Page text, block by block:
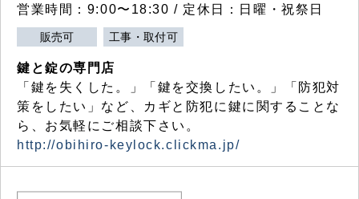
営業時間：9:00〜18:30 / 定休日：日曜・祝祭日
販売可 工事・取付可
鍵と錠の専門店
「鍵を失くした。」「鍵を交換したい。」「防犯対
策をしたい」など、カギと防犯に鍵に関することな
ら、お気軽にご相談下さい。
http://obihiro-keylock.clickma.jp/